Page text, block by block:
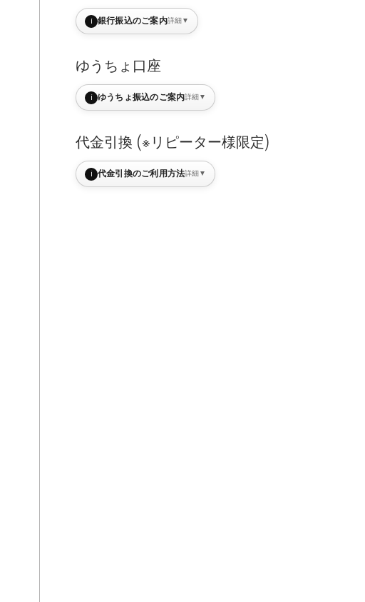
i 銀行振込のご案内詳細 ▼
ゆうちょ口座
i ゆうちょ振込のご案内詳細 ▼
代金引換 (※リピーター様限定)
i 代金引換のご利用方法詳細 ▼